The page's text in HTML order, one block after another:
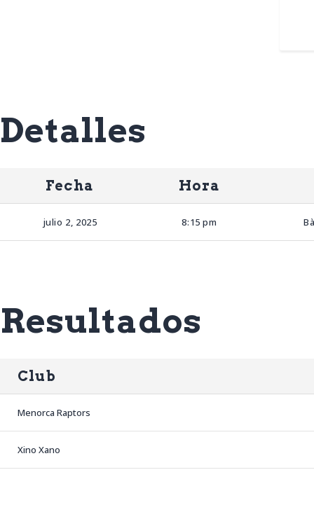
Detalles
Fecha Hora
julio 2, 2025 8:15 pm
Resultados
Club
Menorca Raptors
Xino Xano